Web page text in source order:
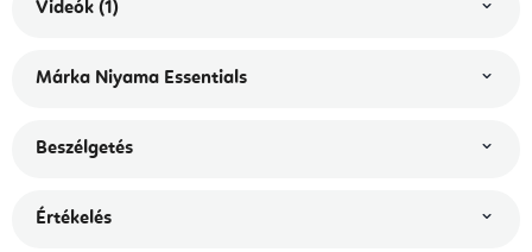
Videók (1)
Márka Niyama Essentials
Beszélgetés
Értékelés